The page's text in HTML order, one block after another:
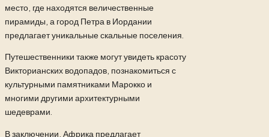
место, где находятся величественные
пирамиды, а город Петра в Иордании
предлагает уникальные скальные поселения.
Путешественники также могут увидеть красоту
Викторианских водопадов, познакомиться с
культурными памятниками Марокко и
многими другими архитектурными
шедеврами.
В заключении, Африка предлагает